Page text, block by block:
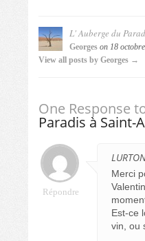
L' Auberge du
Georges on 18
View all posts by Georges →
One Response
Paradis à Saint-
Merci
Est-ce
vin, ou
Répondre